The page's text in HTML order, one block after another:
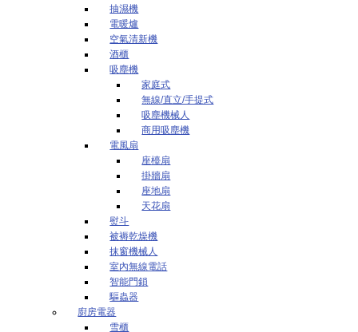
抽濕機
電暖爐
空氣清新機
酒櫃
吸塵機
家庭式
無線/直立/手提式
吸塵機械人
商用吸塵機
電風扇
座檯扇
掛牆扇
座地扇
天花扇
熨斗
被褥乾燥機
抹窗機械人
室內無線電話
智能門鎖
驅蟲器
廚房電器
雪櫃